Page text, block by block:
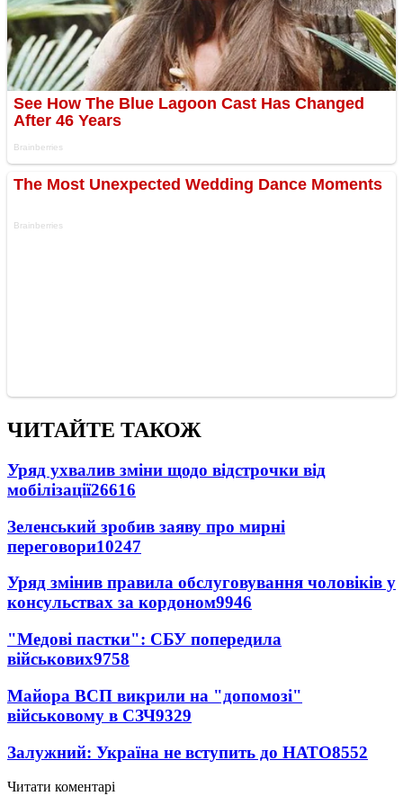
ЧИТАЙТЕ ТАКОЖ
Уряд ухвалив зміни щодо відстрочки від
мобілізації26616
Зеленський зробив заяву про мирні
переговори10247
Уряд змінив правила обслуговування чоловіків у
консульствах за кордоном9946
"Медові пастки": СБУ попередила
військових9758
Майора ВСП викрили на "допомозі"
військовому в СЗЧ9329
Залужний: Україна не вступить до НАТО8552
Читати коментарі